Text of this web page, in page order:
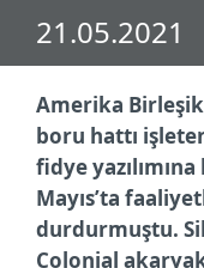
21.05.2021
Amerika
boru hattı
fidye
Mayıs’ta
durdurmuştu.
Colonial